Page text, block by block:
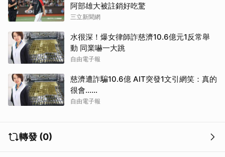
阿部雄大被註銷好吃驚
三立新聞網
水很深！爆女律師詐慈濟10.6億元1反常舉
動 同業嚇一大跳
自由電子報
慈濟遭詐騙10.6億 AIT突發1文引網笑：真的
很會……
自由電子報
轉發 (0)
取消